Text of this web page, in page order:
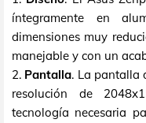
íntegramente en
dimensiones muy
manejable y con un
2. Pantalla. La pantalla
resolución de
tecnología necesaria